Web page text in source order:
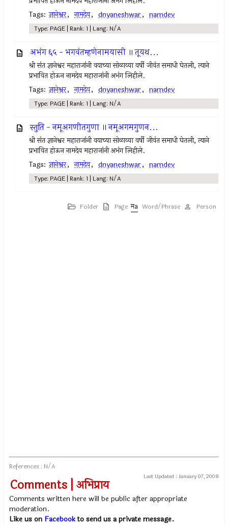
Tags: ज्ञानेश्वर, नामदेव, dnyaneshwar, namdev
Type: PAGE | Rank: 1 | Lang: N/A
अभंग ६५ - भगवंतम्हणेनामयासी ॥ तूयथ...
श्री संत ज्ञानेश्वर महाराजांनी वयाच्या सोळाव्या वर्षी जीवंत समाधी घेतली, त्याने
प्रभावित होऊन नामदेव महाराजांनी अभंग लिहीले.
Tags: ज्ञानेश्वर, नामदेव, dnyaneshwar, namdev
Type: PAGE | Rank: 1 | Lang: N/A
स्तुति - नमूअगणीतगुणा ॥ नमूअगमगुणन...
श्री संत ज्ञानेश्वर महाराजांनी वयाच्या सोळाव्या वर्षी जीवंत समाधी घेतली, त्याने
प्रभावित होऊन नामदेव महाराजांनी अभंग लिहीले.
Tags: ज्ञानेश्वर, नामदेव, dnyaneshwar, namdev
Type: PAGE | Rank: 1 | Lang: N/A
Folder Page Word/Phrase Person
References : N/A
Last Updated : January 07, 2008
Comments | अभिप्राय
Comments written here will be public after appropriate
moderation.
Like us on Facebookto send us a private message.